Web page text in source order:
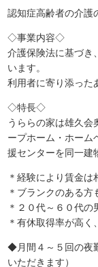
認知症高齢者の介護
◇事業内容◇
介護保険法に基づき
います。
利用者に寄り添った
◇特長◇
うららの家は雄久会
ープホーム・ホーム
援センターを同一建
＊経験により賃金は
＊ブランクのある方
＊２０代～６０代の
＊有休取得率が高く
◆月間４～５回の夜
いただきます）